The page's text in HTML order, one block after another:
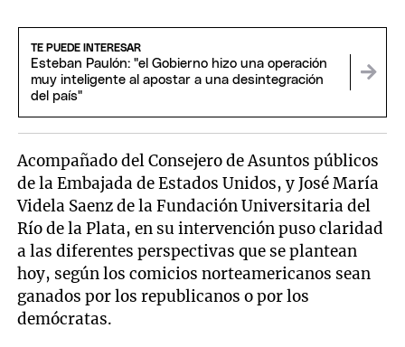
TE PUEDE INTERESAR
Esteban Paulón: "el Gobierno hizo una operación
muy inteligente al apostar a una desintegración
del país"
Acompañado del Consejero de Asuntos públicos
de la Embajada de Estados Unidos, y José María
Videla Saenz de la Fundación Universitaria del
Río de la Plata, en su intervención puso claridad
a las diferentes perspectivas que se plantean
hoy, según los comicios norteamericanos sean
ganados por los republicanos o por los
demócratas.